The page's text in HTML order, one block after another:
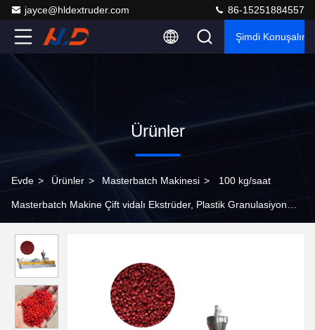
jayce@hldextruder.com 86-15251884557
Şimdi Konuşalım.
Ürünler
Evde > Ürünler > Masterbatch Makinesi > 100 kg/saat
Masterbatch Makine Çift vidalı Ekstrüder, Plastik Granulasiyon